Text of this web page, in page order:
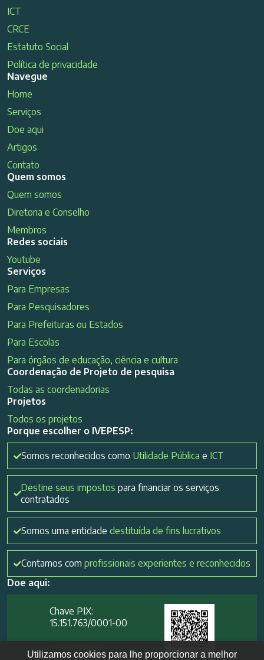
ICT
CRCE
Estatuto Social
Política de privacidade
Navegue
Home
Serviços
Doe aqui
Artigos
Contato
Quem somos
Quem somos
Diretoria e Conselho
Membros
Redes sociais
Youtube
Serviços
Para Empresas
Para Pesquisadores
Para Prefeituras ou Estados
Para Escolas
Para órgãos de educação, ciência e cultura
Coordenação de Projeto de pesquisa
Todas as coordenadorias
Projetos
Todos os projetos
Porque escolher o IVEPESP:
Somos reconhecidos como Utilidade Pública e ICT
Destine seus impostos para financiar os serviços
contratados
Somos uma entidade destituída de fins lucrativos
Contamos com profissionais experientes e reconhecidos
Doe aqui:
Chave PIX:
15.151.763/0001-00​
Utilizamos cookies para lhe proporcionar a melhor